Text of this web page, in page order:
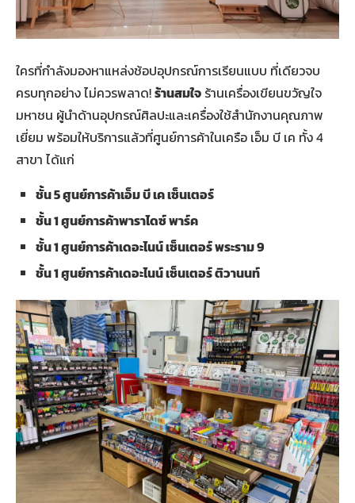
ใครที่กำลังมองหาแหล่งช้อปอุปกรณ์การเรียนแบบ ที่เดียวจบ
ครบทุกอย่าง ไม่ควรพลาด!ร้านสมใจ ร้านเครื่องเขียนขวัญใจ
มหาชน ผู้นำด้านอุปกรณ์ศิลปะและเครื่องใช้สำนักงานคุณภาพ
เยี่ยม พร้อมให้บริการแล้วที่ศูนย์การค้าในเครือ เอ็ม บี เค ทั้ง 4
สาขา ได้แก่
ชั้น5 ศูนย์การค้าเอ็ม บี เค เซ็นเตอร์
ชั้น1 ศูนย์การค้าพาราไดซ์ พาร์ค
ชั้น1 ศูนย์การค้าเดอะไนน์ เซ็นเตอร์ พระราม 9
ชั้น1 ศูนย์การค้าเดอะไนน์ เซ็นเตอร์ ติวานนท์